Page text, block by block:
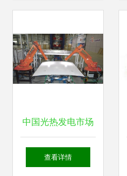
中国光热发电市场
方兴未艾 中海阳精
查看详情